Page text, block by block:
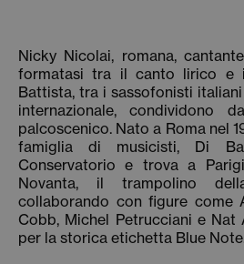
Nicky Nicolai, romana,
formatasi tra il canto lirico e
Battista, tra i sassofonisti
internazionale,
palcoscenico. Nato a Roma nel
famiglia di musicisti, Di
Conservatorio e trova a
Novanta, il trampolino
collaborando con figure come
Cobb, Michel Petrucciani e Nat
per la storica etichetta Blue